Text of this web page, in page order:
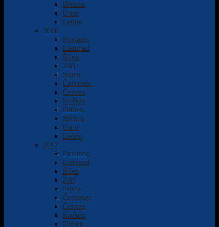
Březen
Únor
Leden
2018
Prosinec
Listopad
Říjen
Září
Srpen
Červenec
Červen
Květen
Duben
Březen
Únor
Leden
2017
Prosinec
Listopad
Říjen
Září
Srpen
Červenec
Červen
Květen
Duben